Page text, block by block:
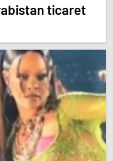
ticaret